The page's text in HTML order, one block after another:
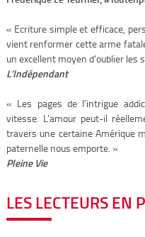
« Ecriture simple et efficace,
vient renformer cette arme
un excellent moyen d’oublier les
L’Indépendant
« Les pages de l’intrigue
vitesse. L’amour peut-il
travers une certaine Amérique
paternelle nous emporte. »
Pleine Vie
LES LECTEURS EN